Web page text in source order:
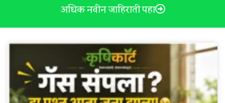
अधिक नवीन जाहिराती पहा